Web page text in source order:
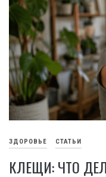
ЗДОРОВЬЕ СТАТЬИ
КЛЕЩИ: ЧТО